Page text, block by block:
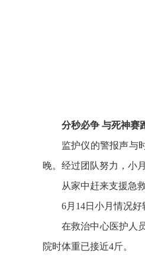
分秒必争 与死神赛
监护仪的警报声与
晚。经过团队努力，小
从家中赶来支援急
6月14日小月情况
在救治中心医护人
院时体重已接近4斤。